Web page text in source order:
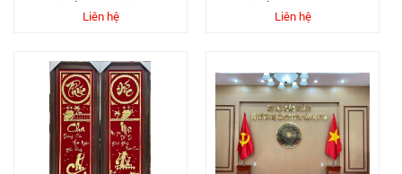
Liên hệ Liên hệ